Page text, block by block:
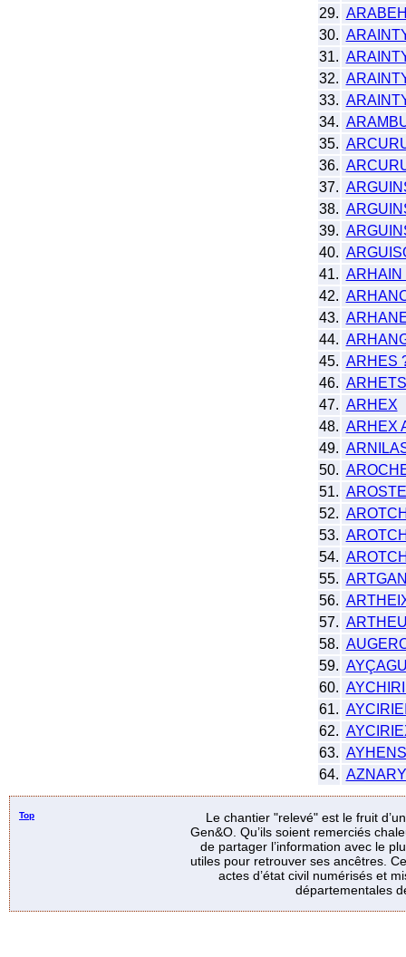
29.
30.
31.
32.
33.
34.
35.
36.
37.
38.
39.
40.
41. ARHAIN
42.
43.
44.
45. ARHES
46. ARHETS
47. ARHEX
48. ARHEX
49.
50.
51.
52.
53.
54.
55.
56.
57.
58.
59.
60.
61.
62.
63. AYHENS
64. AZNARY
Top
Le chantier "relevé" est le fruit
Gen&O. Qu’ils soient remerciés
de partager l’information avec le
utiles pour retrouver ses ancêtres.
actes d’état civil numérisés et
départementales